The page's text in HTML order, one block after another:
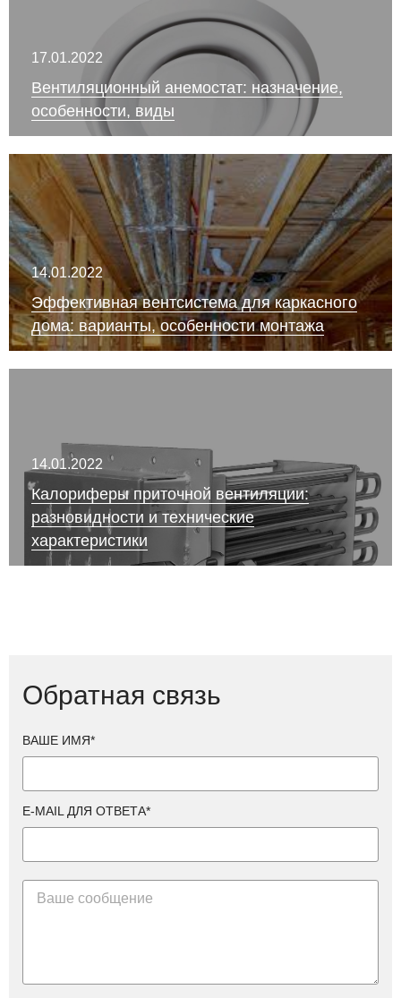
17.01.2022
Вентиляционный анемостат: назначение,
особенности, виды
14.01.2022
Эффективная вентсистема для каркасного
дома: варианты, особенности монтажа
14.01.2022
Калориферы приточной вентиляции:
разновидности и технические
характеристики
Обратная связь
ВАШЕ ИМЯ*
E-MAIL ДЛЯ ОТВЕТА*